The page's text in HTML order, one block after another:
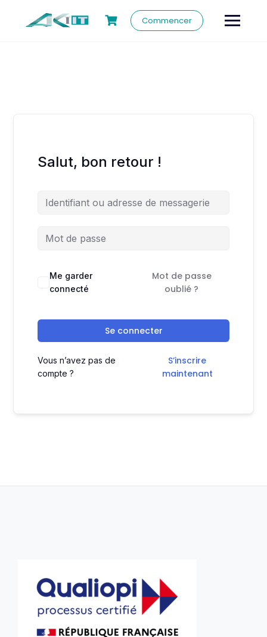
Commencer
Salut, bon retour !
Me garder
connecté
Mot de passe
oublié ?
Se connecter
Vous n’avez pas de
compte ?
S’inscrire
maintenant